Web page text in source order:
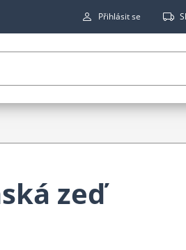
Přihlásit se
zeď